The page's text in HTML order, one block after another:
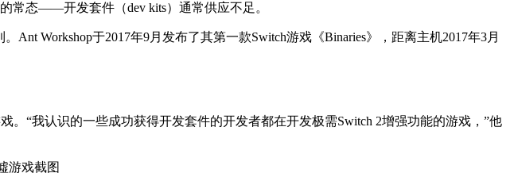
常态——开发套件（dev kits）通常供应不足。
Workshop于2017年9月发布了其第一款Switch游戏《Binaries》，距离主机2017年3月
。“我认识的一些成功获得开发套件的开发者都在开发极需Switch 2增强功能的游戏，”他